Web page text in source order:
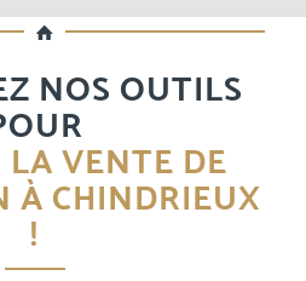
NOS OUTILS
VENTE DE
À CHINDRIEUX
!